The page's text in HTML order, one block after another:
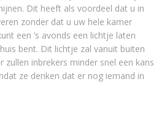
Dit heeft als voordeel dat u in
zonder dat u uw hele kamer
een ’s avonds een lichtje laten
bent. Dit lichtje zal vanuit buiten
zullen inbrekers minder snel een kans
ze denken dat er nog iemand in